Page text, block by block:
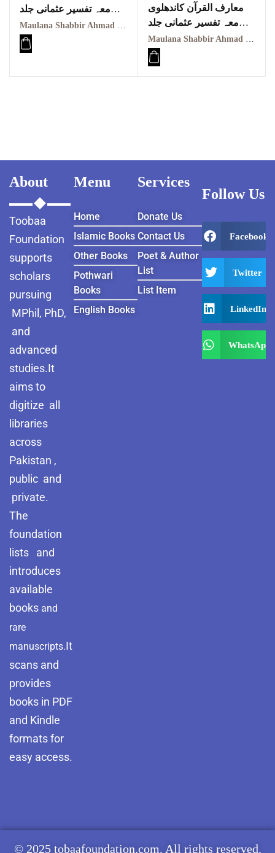
معہ تفسیر عثمانی جلد
ششم
Maarif ul quraan
kandhalvi ma tafseer e
Maulana Shabbir Ahmad Usmani, Molana Idrees Kandhalvi
معارف القرآن کاندھلوی
معہ تفسیر عثمانی جلد
ہشتم
Maarif ul quraan
kandhalvi ma tafseer e
Maulana Shabbir Ahmad Usmani, Molana Idrees Kandhalvi
About
Toobaa
Foundation
supports
scholars
pursuing
MPhil, PhD,
and
advanced
studies.It
aims to
digitize all
libraries
across
Pakistan ,
public and
private.
The
foundation
lists and
introduces
available
books and
rare
manuscripts.It
scans and
provides
books in PDF
and Kindle
formats for
easy access.
Menu
Home
Islamic Books
Other Books
Pothwari
Books
English Books
Services
Donate Us
Contact Us
Poet & Author
List
List Item
Follow Us
Facebook
Twitter
LinkedIn
WhatsApp
© 2025 tobaafoundation.com. All rights reserved.